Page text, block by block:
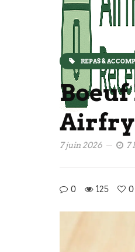
REPAS &
7 juin 2026 7
0 125 0